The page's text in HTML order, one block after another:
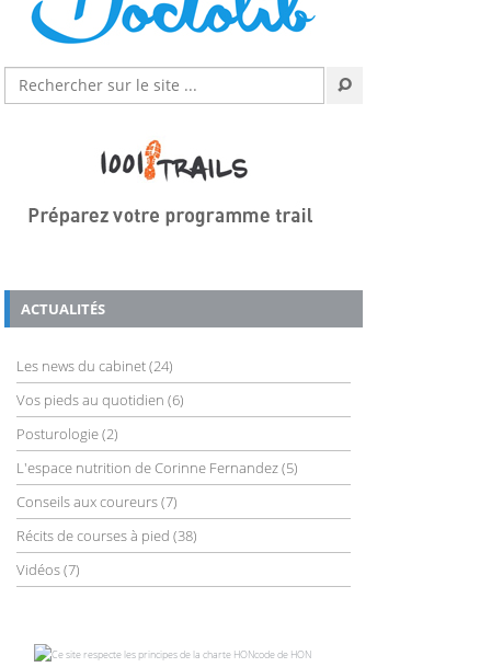
ACTUALITÉS
Les news du cabinet(24)
Vos pieds au quotidien (6)
Posturologie(2)
L'espace nutrition de Corinne Fernandez(5)
Conseils aux coureurs(7)
Récits de courses à pied (38)
Vidéos(7)